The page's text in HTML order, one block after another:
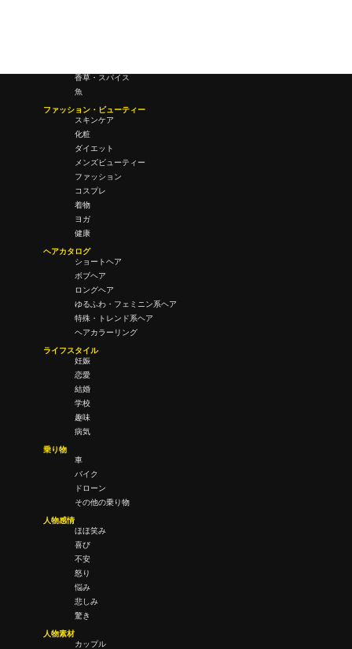
香草・スパイス
魚
ファッション・ビューティー
スキンケア
化粧
ダイエット
メンズビューティー
ファッション
コスプレ
着物
ヨガ
健康
ヘアカタログ
ショートヘア
ボブヘア
ロングヘア
ゆるふわ・フェミニン系ヘア
特殊・トレンド系ヘア
ヘアカラーリング
ライフスタイル
妊娠
恋愛
結婚
学校
趣味
病気
乗り物
車
バイク
ドローン
その他の乗り物
人物感情
ほほ笑み
喜び
不安
怒り
悩み
悲しみ
驚き
人物素材
カップル